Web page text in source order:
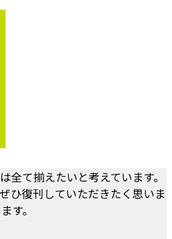
全て揃えたいと考えています。
ひ復刊していただきたく思いま
す。